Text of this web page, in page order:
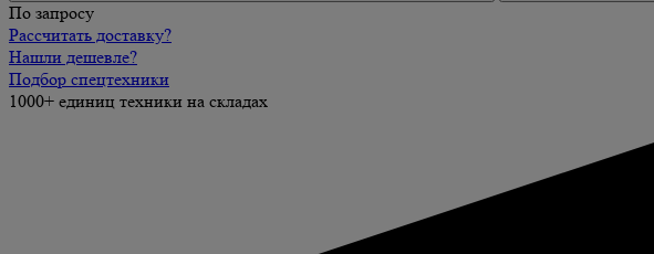
По запросу
Рассчитать доставку?
Нашли дешевле?
Подбор спецтехники
1000+ единиц техники на складах